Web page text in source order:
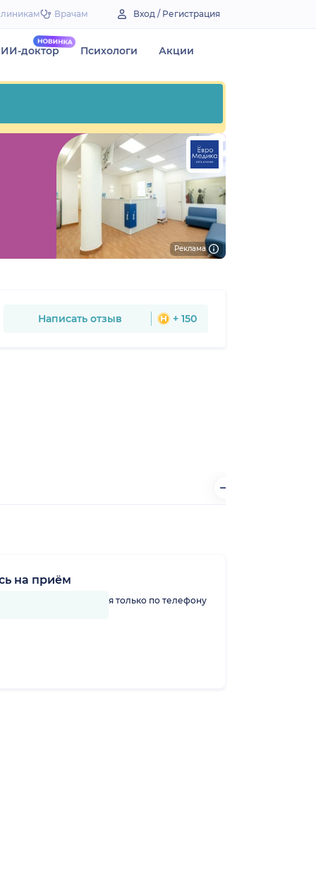
Врачам Вход / Регистрация
ИИ-доктор Психологи Акции
Написать отзыв + 150
Реклама
на приём
можно записаться только по телефону